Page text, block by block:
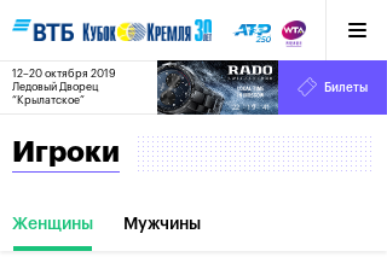
12–20 октября 2019
Ледовый Дворец
“Крылатское”
22 :19 : 41
Билеты
Игроки
Женщины Мужчины